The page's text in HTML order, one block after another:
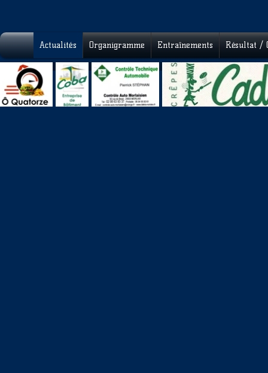
Actualités Organigramme Entraînements Résultat /